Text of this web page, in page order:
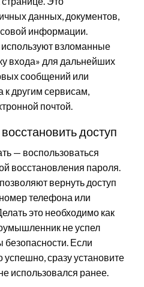
данных, документов,
информации.
взломанные
входа» для дальнейших
сообщений или
к другим сервисам,
почтой.
доступ
— воспользоваться
восстановления пароля.
вернуть доступ
телефона или
это необходимо как
не успел
безопасности. Если
сразу установите
использовался ранее.